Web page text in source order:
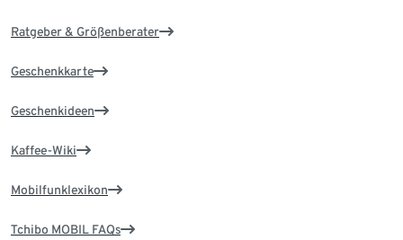
Ratgeber & Größenberater
Geschenkkarte
Geschenkideen
Kaffee-Wiki
Mobilfunklexikon
Tchibo MOBIL FAQs